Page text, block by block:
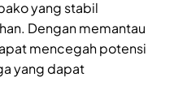
yang stabil
Dengan memantau
mencegah potensi
yang dapat